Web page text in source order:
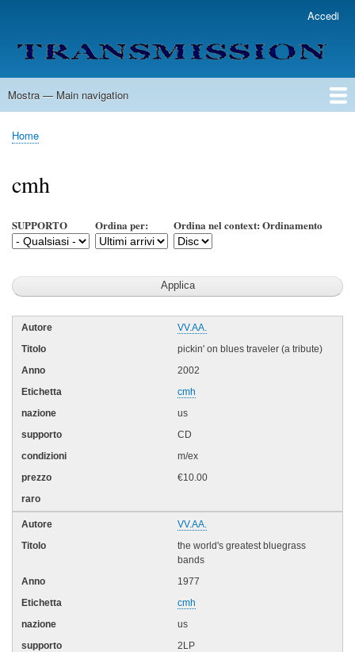
contenuto
principale
account
menu
Accedi
Main
Mostra — Main navigation
Home
Lista Autori
Contatti
Spedizione & Consegna
Legenda
Condizioni per l'uso
Briciole
pane
Home
cmh
SUPPORTO Ordina per: Ordina nel context: Ordinamento
VV.AA.
pickin' on blues traveler (a tribute)
2002
cmh
us
CD
m/ex
€10.00
VV.AA.
the world's greatest bluegrass
bands
1977
cmh
us
2LP